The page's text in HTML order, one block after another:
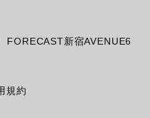
新宿AVENUE6
規約